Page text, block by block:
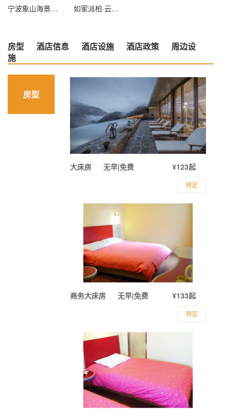
宁波象山海景皇冠假日酒店 如家派柏·云（宁波杭州湾店）
房型 酒店信息 酒店设施 酒店政策
周边设
施
房型
大床房 ¥123起
无早|免费
预定
商务大床房 ¥133起
无早|免费
预定